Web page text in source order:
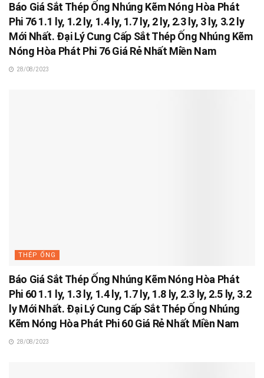
Báo Giá Sắt Thép Ống Nhúng Kẽm Nóng Hòa Phát
Phi 76 1.1 ly, 1.2 ly, 1.4 ly, 1.7 ly, 2 ly, 2.3 ly, 3 ly, 3.2 ly
Mới Nhất. Đại Lý Cung Cấp Sắt Thép Ống Nhúng Kẽm
Nóng Hòa Phát Phi 76 Giá Rẻ Nhất Miền Nam
28/08/2023
THÉP ỐNG
Báo Giá Sắt Thép Ống Nhúng Kẽm Nóng Hòa Phát
Phi 60 1.1 ly, 1.3 ly, 1.4 ly, 1.7 ly, 1.8 ly, 2.3 ly, 2.5 ly, 3.2
ly Mới Nhất. Đại Lý Cung Cấp Sắt Thép Ống Nhúng
Kẽm Nóng Hòa Phát Phi 60 Giá Rẻ Nhất Miền Nam
28/08/2023